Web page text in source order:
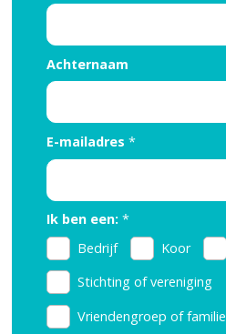
Achternaam
E-mailadres *
Ik ben een: *
Bedrijf
Koor
Stichting of vereniging
Vriendengroep of familie